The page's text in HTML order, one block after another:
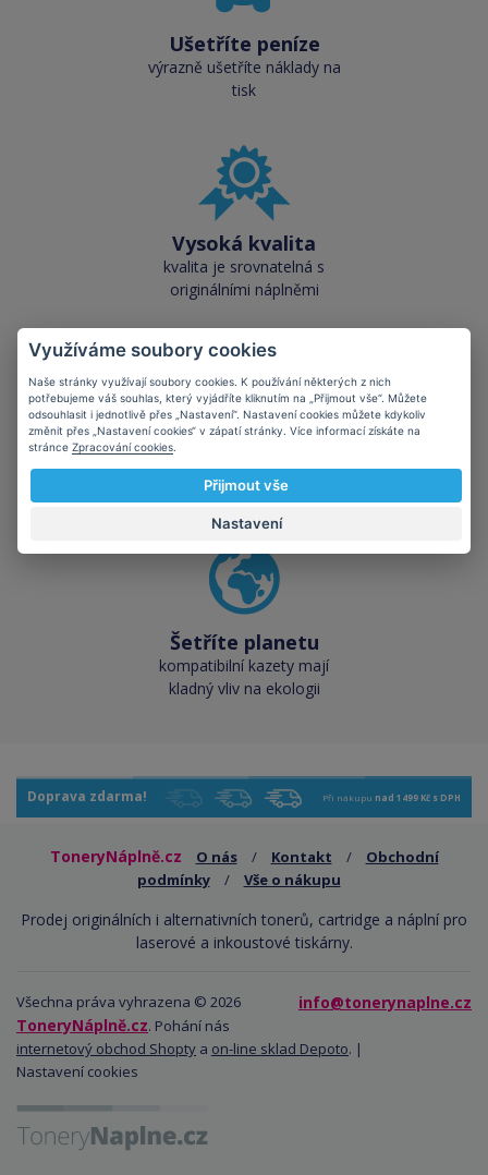
Ušetříte peníze
výrazně ušetříte náklady na
tisk
Vysoká kvalita
kvalita je srovnatelná s
originálními náplněmi
Skladem téměř vše
přes 50 000 skladových
zásob pro okamžitý odběr
Šetříte planetu
kompatibilní kazety mají
kladný vliv na ekologii
Doprava zdarma! Při nákupu nad 1499 Kč s DPH
ToneryNáplně.cz O nás / Kontakt /
Obchodní
podmínky
/ Vše o nákupu
Prodej originálních i alternativních tonerů, cartridge a náplní pro
laserové a inkoustové tiskárny.
info@tonerynaplne.cz
Všechna práva vyhrazena © 2026
ToneryNáplně.cz. Pohání nás
internetový obchod Shopty a on-line sklad Depoto. |
Nastavení cookies
Využíváme soubory cookies
Naše stránky využívají soubory cookies. K používání některých z nich
potřebujeme váš souhlas, který vyjádříte kliknutím na „Přijmout vše“. Můžete
odsouhlasit i jednotlivě přes „Nastavení“. Nastavení cookies můžete kdykoliv
změnit přes „Nastavení cookies“ v zápatí stránky. Více informací získáte na
stránce Zpracování cookies
Přijmout vše
Nastavení